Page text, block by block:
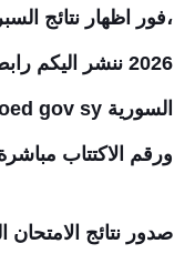
2026 ننشر اليكم
ورقم الاكتتاب